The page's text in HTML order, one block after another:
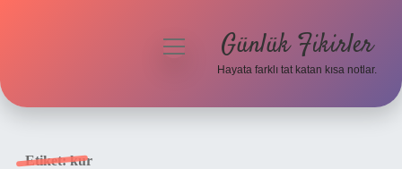
menüyü
Günlük Fikirler
Hayata farklı tat katan kısa notlar.
Etiket:kur